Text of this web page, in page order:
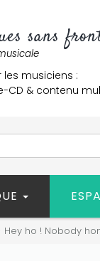
sans
musiciens :
CD & contenu
Hey ho ! Nobody